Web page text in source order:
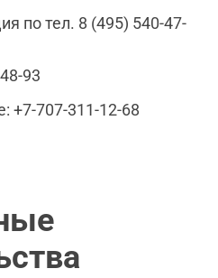
по тел. 8 (495) 540-47-
93
+7-707-311-12-68